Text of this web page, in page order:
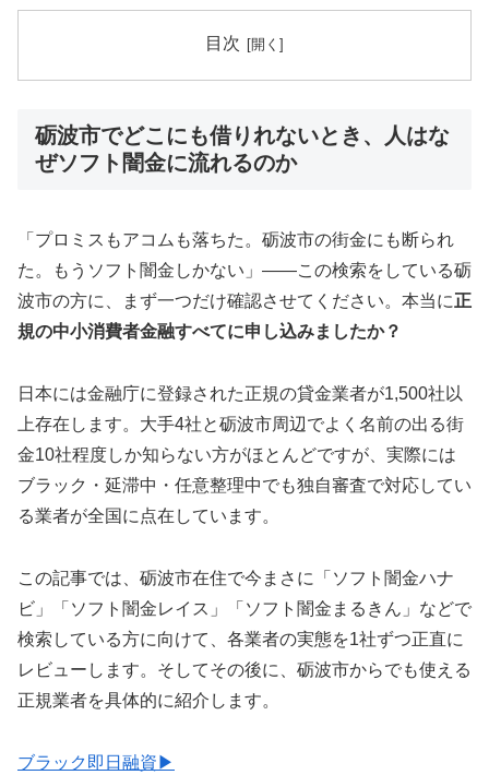
目次
砺波市でどこにも借りれないとき、人はな
ぜソフト闇金に流れるのか
「プロミスもアコムも落ちた。砺波市の街金にも断られ
た。もうソフト闇金しかない」——この検索をしている砺
波市の方に、まず一つだけ確認させてください。本当に正
規の中小消費者金融すべてに申し込みましたか？
日本には金融庁に登録された正規の貸金業者が1,500社以
上存在します。大手4社と砺波市周辺でよく名前の出る街
金10社程度しか知らない方がほとんどですが、実際には
ブラック・延滞中・任意整理中でも独自審査で対応してい
る業者が全国に点在しています。
この記事では、砺波市在住で今まさに「ソフト闇金ハナ
ビ」「ソフト闇金レイス」「ソフト闇金まるきん」などで
検索している方に向けて、各業者の実態を1社ずつ正直に
レビューします。そしてその後に、砺波市からでも使える
正規業者を具体的に紹介します。
ブラック即日融資▶